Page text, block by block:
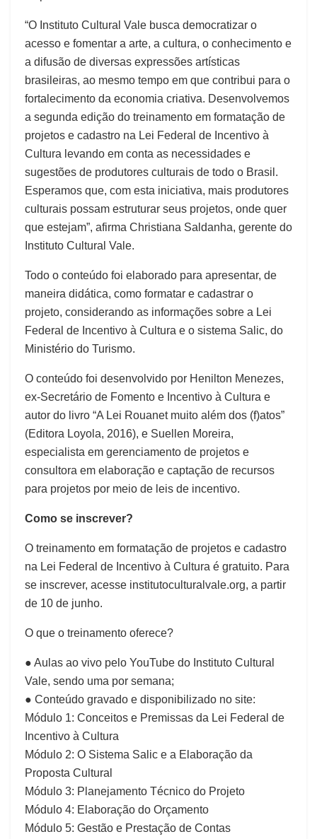
“O Instituto Cultural Vale busca democratizar o
acesso e fomentar a arte, a cultura, o conhecimento e
a difusão de diversas expressões artísticas
brasileiras, ao mesmo tempo em que contribui para o
fortalecimento da economia criativa. Desenvolvemos
a segunda edição do treinamento em formatação de
projetos e cadastro na Lei Federal de Incentivo à
Cultura levando em conta as necessidades e
sugestões de produtores culturais de todo o Brasil.
Esperamos que, com esta iniciativa, mais produtores
culturais possam estruturar seus projetos, onde quer
que estejam”, afirma Christiana Saldanha, gerente do
Instituto Cultural Vale.
Todo o conteúdo foi elaborado para apresentar, de
maneira didática, como formatar e cadastrar o
projeto, considerando as informações sobre a Lei
Federal de Incentivo à Cultura e o sistema Salic, do
Ministério do Turismo.
O conteúdo foi desenvolvido por Henilton Menezes,
ex-Secretário de Fomento e Incentivo à Cultura e
autor do livro “A Lei Rouanet muito além dos (f)atos”
(Editora Loyola, 2016), e Suellen Moreira,
especialista em gerenciamento de projetos e
consultora em elaboração e captação de recursos
para projetos por meio de leis de incentivo.
Como se inscrever?
O treinamento em formatação de projetos e cadastro
na Lei Federal de Incentivo à Cultura é gratuito. Para
se inscrever, acesse institutoculturalvale.org, a partir
de 10 de junho.
O que o treinamento oferece?
● Aulas ao vivo pelo YouTube do Instituto Cultural
Vale, sendo uma por semana;
● Conteúdo gravado e disponibilizado no site:
Módulo 1: Conceitos e Premissas da Lei Federal de
Incentivo à Cultura
Módulo 2: O Sistema Salic e a Elaboração da
Proposta Cultural
Módulo 3: Planejamento Técnico do Projeto
Módulo 4: Elaboração do Orçamento
Módulo 5: Gestão e Prestação de Contas